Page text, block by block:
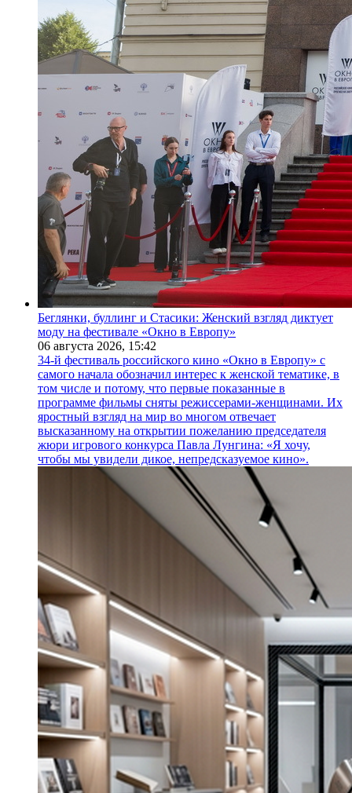
Беглянки, буллинг и Стасики: Женский взгляд диктует
моду на фестивале «Окно в Европу»
06 августа 2026, 15:42
34-й фестиваль российского кино «Окно в Европу» с
самого начала обозначил интерес к женской тематике, в
том числе и потому, что первые показанные в
программе фильмы сняты режиссерами-женщинами. Их
яростный взгляд на мир во многом отвечает
высказанному на открытии пожеланию председателя
жюри игрового конкурса Павла Лунгина: «Я хочу,
чтобы мы увидели дикое, непредсказуемое кино».